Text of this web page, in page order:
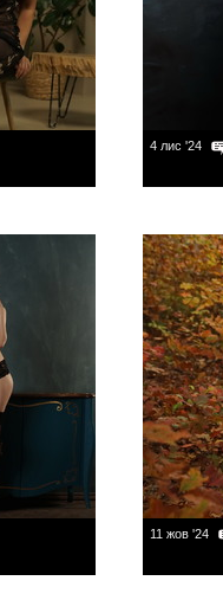
4 лис '24
11 жов '24